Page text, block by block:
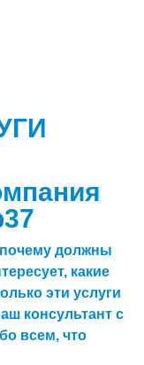
должны
какие
эти услуги
консультант с
всем, что